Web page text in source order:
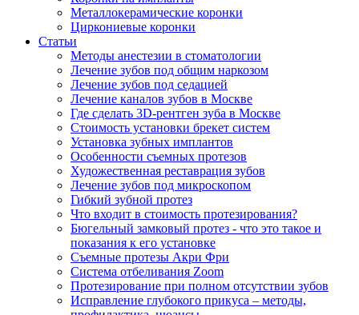
Металлокерамические коронки
Циркониевые коронки
Статьи
Методы анестезии в стоматологии
Лечение зубов под общим наркозом
Лечение зубов под седацией
Лечение каналов зубов в Москве
Где сделать 3D-рентген зуба в Москве
Стоимость установки брекет систем
Установка зубных имплантов
Особенности съемных протезов
Художественная реставрация зубов
Лечение зубов под микроскопом
Гибкий зубной протез
Что входит в стоимость протезирования?
Бюгельный замковый протез - что это такое и
показания к его установке
Съемные протезы Акри Фри
Система отбеливания Zoom
Протезирование при полном отсутствии зубов
Исправление глубокого прикуса – методы,